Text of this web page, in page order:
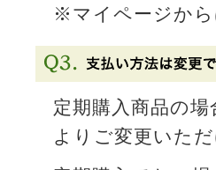
※マイページか
定期購入商品の
よりご変更いただ